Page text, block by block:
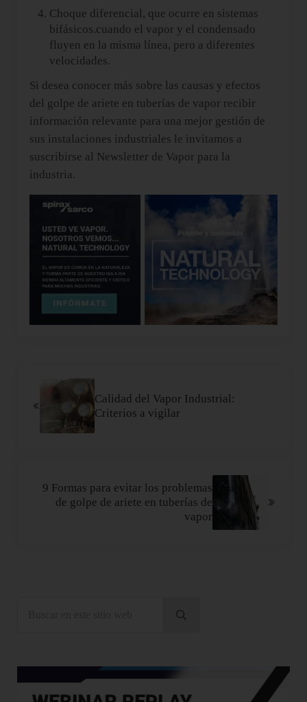
Choque diferencial, que ocurre en sistemas
bifásicos.cuando el vapor y el condensado
fluyen en la misma línea, pero a diferentes
velocidades.
Si desea conocer más sobre las causas y efectos
del golpe de ariete en tuberías de vapor recibir
información relevante para una mejor gestión de
sus instalaciones industriales le invitamos a
suscribirse al Newsletter de Vapor para la
industria.
Calidad del Vapor Industrial:
Criterios a vigilar
9 Formas para evitar los problemas
de golpe de ariete en tuberías de
vapor
Enviar búsqueda